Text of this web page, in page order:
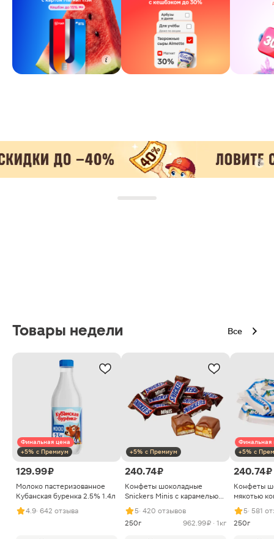
Товары недели Все
Финальная цена
+5% с Премиум
129.99 ₽
Молоко пастеризованное
Кубанская буренка 2.5% 1.4л
4.9· 642 отзыва
+5% с Премиум
240.74 ₽
Конфеты шоколадные
Snickers Minis с карамелью
арахисом и нугой
5· 420 отзывов
250г
962.99 ₽ · 1кг
Финальная
+5% с
240.74 ₽
Конфеты
мякотью
5· 581
250г